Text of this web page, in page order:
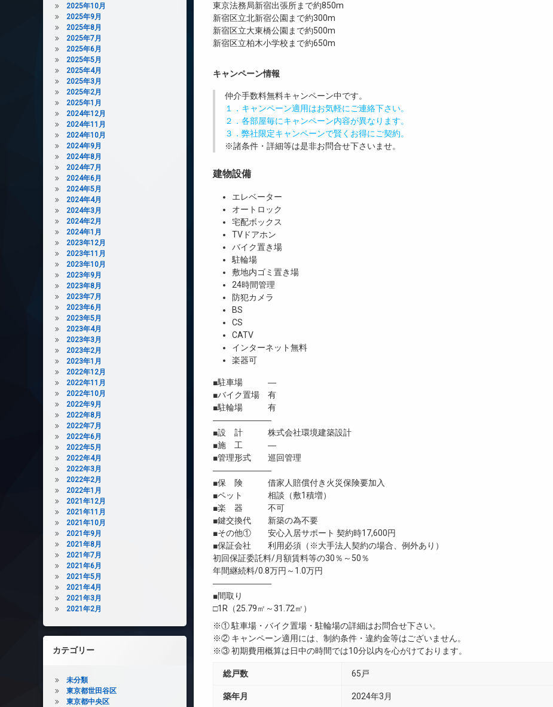
東京法務局新宿出張所まで約850m
新宿区立北新宿公園まで約300m
新宿区立大東橋公園まで約500m
新宿区立柏木小学校まで約650m
キャンペーン情報
仲介手数料無料キャンペーン中です。
１．キャンペーン適用はお気軽にご連絡下さい。
２．各部屋毎にキャンペーン内容が異なります。
３．弊社限定キャンペーンで賢くお得にご契約。
※諸条件・詳細等は是非お問合せ下さいませ。
建物設備
エレベーター
オートロック
宅配ボックス
TVドアホン
バイク置き場
駐輪場
敷地内ゴミ置き場
24時間管理
防犯カメラ
BS
CS
CATV
インターネット無料
楽器可
■駐車場 ―
■バイク置場 有
■駐輪場 有
―――――――
■設 計 株式会社環境建築設計
■施 工 ―
■管理形式 巡回管理
―――――――
■保 険 借家人賠償付き火災保険要加入
■ペット 相談（敷1積増）
■楽 器 不可
■鍵交換代 新築の為不要
■その他① 安心入居サポート 契約時17,600円
■保証会社 利用必須（※大手法人契約の場合、例外あり）
初回保証委託料/月額賃料等の30％～50％
年間継続料/0.8万円～1.0万円
―――――――
■間取り
□1R（25.79㎡～31.72㎡）
※① 駐車場・バイク置場・駐輪場の詳細はお問合せ下さい。
※② キャンペーン適用には、制約条件・違約金等はございません。
※③ 初期費用概算は日中の時間では10分以内を心がけております。
総戸数 65戸
築年月 2024年3月
2025年10月
2025年9月
2025年8月
2025年7月
2025年6月
2025年5月
2025年4月
2025年3月
2025年2月
2025年1月
2024年12月
2024年11月
2024年10月
2024年9月
2024年8月
2024年7月
2024年6月
2024年5月
2024年4月
2024年3月
2024年2月
2024年1月
2023年12月
2023年11月
2023年10月
2023年9月
2023年8月
2023年7月
2023年6月
2023年5月
2023年4月
2023年3月
2023年2月
2023年1月
2022年12月
2022年11月
2022年10月
2022年9月
2022年8月
2022年7月
2022年6月
2022年5月
2022年4月
2022年3月
2022年2月
2022年1月
2021年12月
2021年11月
2021年10月
2021年9月
2021年8月
2021年7月
2021年6月
2021年5月
2021年4月
2021年3月
2021年2月
カテゴリー
未分類
東京都世田谷区
東京都中央区